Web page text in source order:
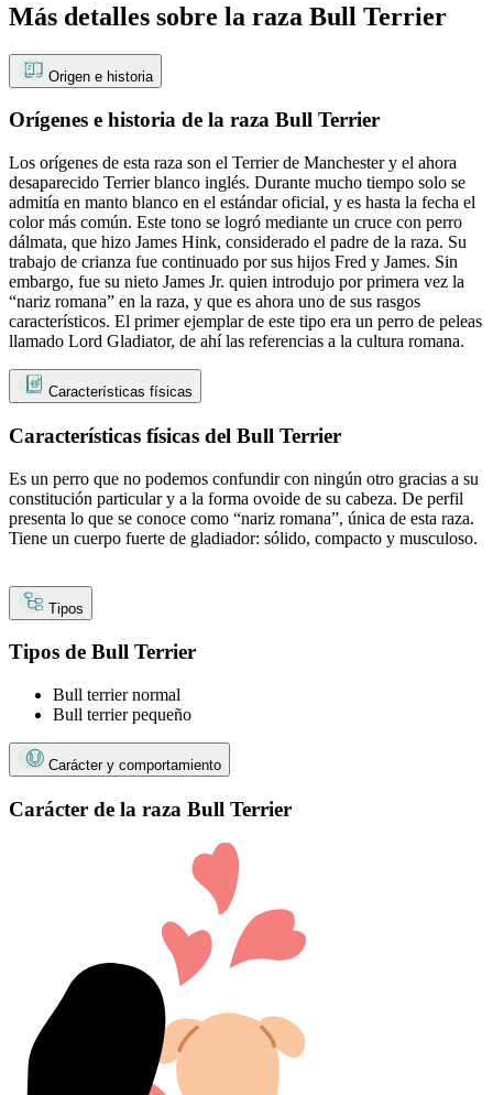
Más detalles sobre la raza Bull Terrier
Origen e historia
Orígenes e historia de la raza Bull Terrier
Los orígenes de esta raza son el Terrier de Manchester y el ahora
desaparecido Terrier blanco inglés. Durante mucho tiempo solo se
admitía en manto blanco en el estándar oficial, y es hasta la fecha el
color más común. Este tono se logró mediante un cruce con perro
dálmata, que hizo James Hink, considerado el padre de la raza. Su
trabajo de crianza fue continuado por sus hijos Fred y James. Sin
embargo, fue su nieto James Jr. quien introdujo por primera vez la
“nariz romana” en la raza, y que es ahora uno de sus rasgos
característicos. El primer ejemplar de este tipo era un perro de peleas
llamado Lord Gladiator, de ahí las referencias a la cultura romana.
Características físicas
Características físicas del Bull Terrier
Es un perro que no podemos confundir con ningún otro gracias a su
constitución particular y a la forma ovoide de su cabeza. De perfil
presenta lo que se conoce como “nariz romana”, única de esta raza.
Tiene un cuerpo fuerte de gladiador: sólido, compacto y musculoso.
Tipos
Tipos de Bull Terrier
Bull terrier normal
Bull terrier pequeño
Carácter y comportamiento
Carácter de la raza Bull Terrier